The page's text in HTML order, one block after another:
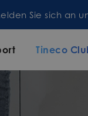
5% Rabatt!
Tineco